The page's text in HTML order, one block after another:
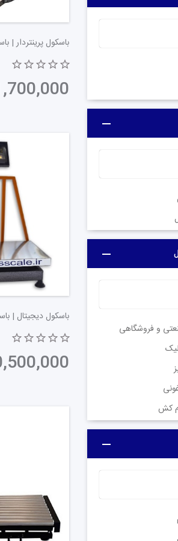
است این دستگاه ها در فروشگاه‌ها به
از مواد مقاوم ساخته می‌شود تا بتواند
به واسطه دقت بالا و امکان محاسبه
فروشگاهی سبب تسهیل در فرآیند
سیستم مدیریت موجودی و حسابداری در
و فروشگاهی
کش